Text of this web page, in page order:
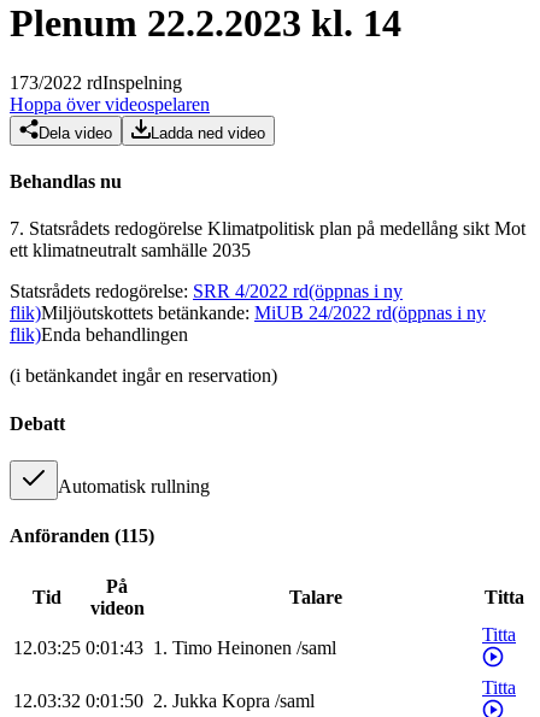
Plenum 22.2.2023 kl. 14
173/2022 rdInspelning
Hoppa över videospelaren
Dela video Ladda ned video
Behandlas nu
7. Statsrådets redogörelse Klimatpolitisk plan på medellång sikt Mot
ett klimatneutralt samhälle 2035
Statsrådets redogörelse: SRR 4/2022 rd(öppnas i ny
flik)Miljöutskottets betänkande: MiUB 24/2022 rd(öppnas i ny
flik)Enda behandlingen
(i betänkandet ingår en reservation)
Debatt
Automatisk rullning
Anföranden (115)
Tid
På
videon
Talare Titta
12.03:25 0:01:43 1. Timo Heinonen /saml
Titta
12.03:32 0:01:50 2. Jukka Kopra /saml
Titta